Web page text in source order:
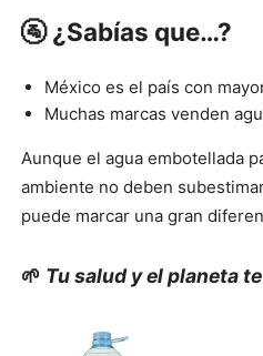
🚰 ¿Sabías que…?
México es el país con
Muchas marcas venden
Aunque el agua embotellada
ambiente no deben
puede marcar una gran
🌱 Tu salud y el planeta